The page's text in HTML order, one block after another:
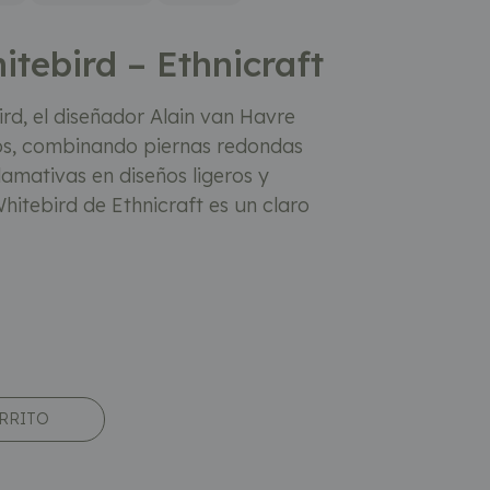
– Ethnicraft
el diseñador Alain van Havre
combinando piernas redondas
en diseños ligeros y
de Ethnicraft es un claro